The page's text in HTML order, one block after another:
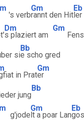
's verb
Gm
rannt den Hit
Eb
ler
Dm
s plaziert am
Gm
si
Bb
e scho gred
in Prat
Gm
er
jung
Bb
g'jode
Gm
lt a poar Lan
Eb